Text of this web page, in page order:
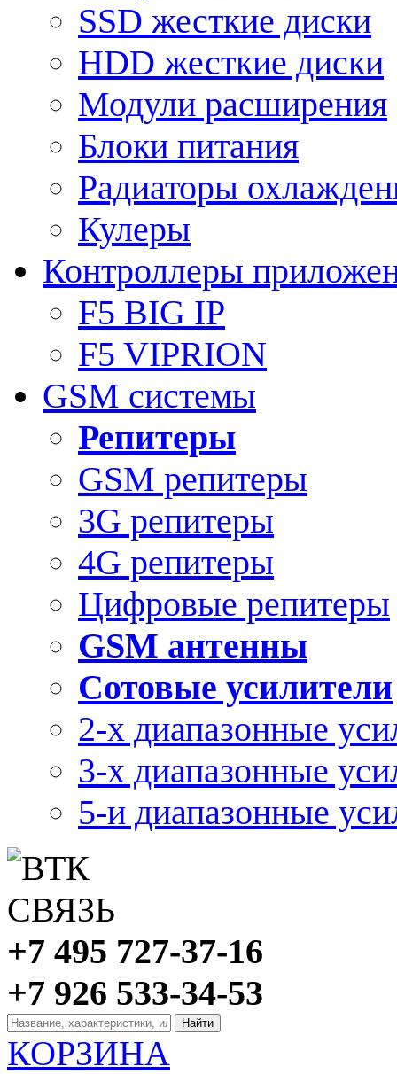
SSD жесткие диски
HDD жесткие диски
Модули расширения
Блоки питания
Радиаторы
Кулеры
Контроллеры
F5 BIG IP
F5 VIPRION
GSM системы
Репитеры
GSM репитеры
3G репитеры
4G репитеры
Цифровые репитеры
GSM антенны
Сотовые усилители
2-х диапазонные
3-х диапазонные
5-и диапазонные
+7 495 727-37-16
+7 926 533-34-53
КОРЗИНА